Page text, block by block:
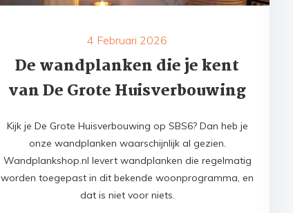
4 Februari 2026
De wandplanken die je kent
van De Grote Huisverbouwing
Kijk je De Grote Huisverbouwing op SBS6? Dan heb je
onze wandplanken waarschijnlijk al gezien.
Wandplankshop.nl levert wandplanken die regelmatig
worden toegepast in dit bekende woonprogramma, en
dat is niet voor niets.